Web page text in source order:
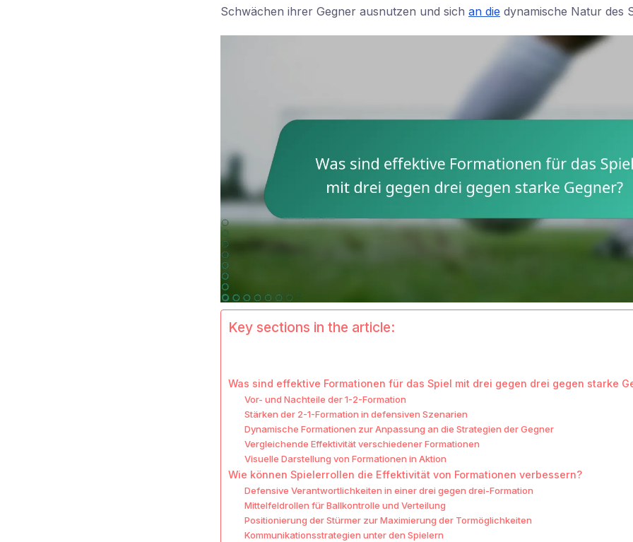
Schwächen ihrer Gegner ausnutzen und sich an die dynamische Natur des
Key sections in the article:
Was sind effektive Formationen für das Spiel mit drei gegen drei gegen starke
Vor- und Nachteile der 1-2-Formation
Stärken der 2-1-Formation in defensiven Szenarien
Dynamische Formationen zur Anpassung an die Strategien der Gegner
Vergleichende Effektivität verschiedener Formationen
Visuelle Darstellung von Formationen in Aktion
Wie können Spielerrollen die Effektivität von Formationen verbessern?
Defensive Verantwortlichkeiten in einer drei gegen drei-Formation
Mittelfeldrollen für Ballkontrolle und Verteilung
Positionierung der Stürmer zur Maximierung der Tormöglichkeiten
Kommunikationsstrategien unter den Spielern